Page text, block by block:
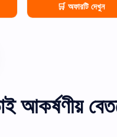
🛒 অফারটি দেখুন
আকর্ষণীয়